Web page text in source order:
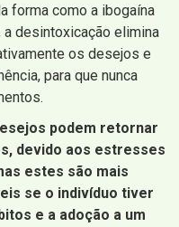
forma como a ibogaína
a desintoxicação elimina
os desejos e
para que nunca
podem retornar
devido aos estresses
estes são mais
​​se o indivíduo tiver
e a adoção a um